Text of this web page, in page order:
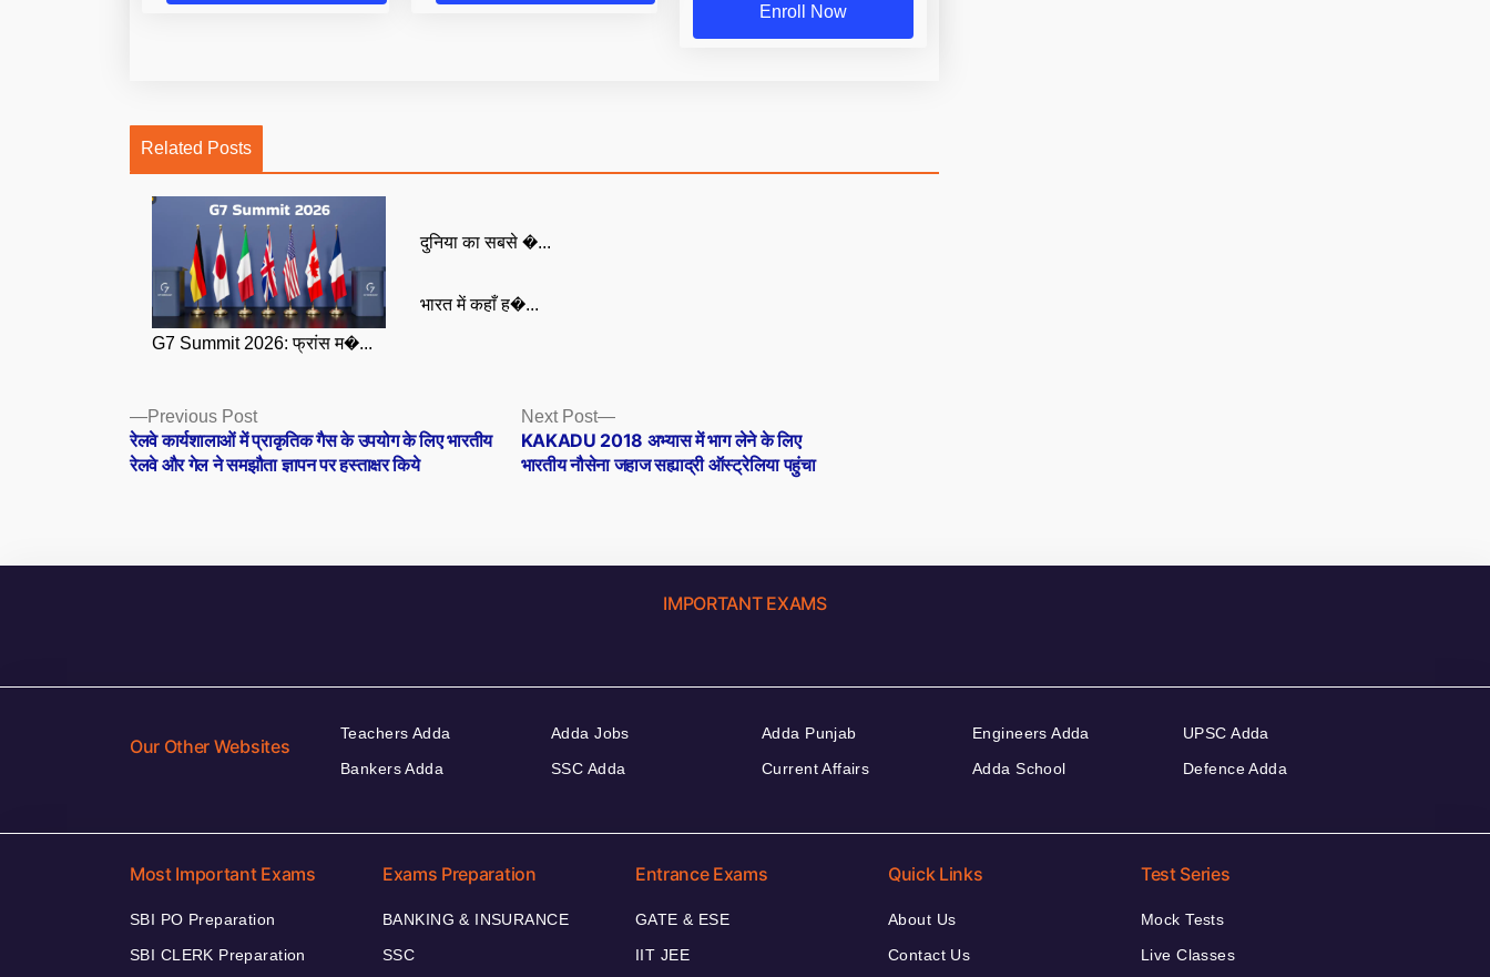
Enroll Now
Related Posts
G7 Summit 2026: फ्रांस म�...
दुनिया का सबसे �...
भारत में कहाँ ह�...
Posts
navigation
Previous PostPrevious
post:
रेलवे कार्यशालाओं में प्राकृतिक गैस के उपयोग के लिए भारतीय
रेलवे और गेल ने समझौता ज्ञापन पर हस्ताक्षर किये
Next Post
Next
post:
KAKADU 2018 अभ्यास में भाग लेने के लिए
भारतीय नौसेना जहाज सह्याद्री ऑस्ट्रेलिया पहुंचा
IMPORTANT EXAMS
Our Other Websites
Teachers Adda
Bankers Adda
Adda Jobs
SSC Adda
Adda Punjab
Current Affairs
Engineers Adda
Adda School
UPSC Adda
Defence Adda
Most Important Exams
SBI PO Preparation
SBI CLERK Preparation
Exams Preparation
BANKING & INSURANCE
SSC
Entrance Exams
GATE & ESE
IIT JEE
Quick Links
About Us
Contact Us
Test Series
Mock Tests
Live Classes